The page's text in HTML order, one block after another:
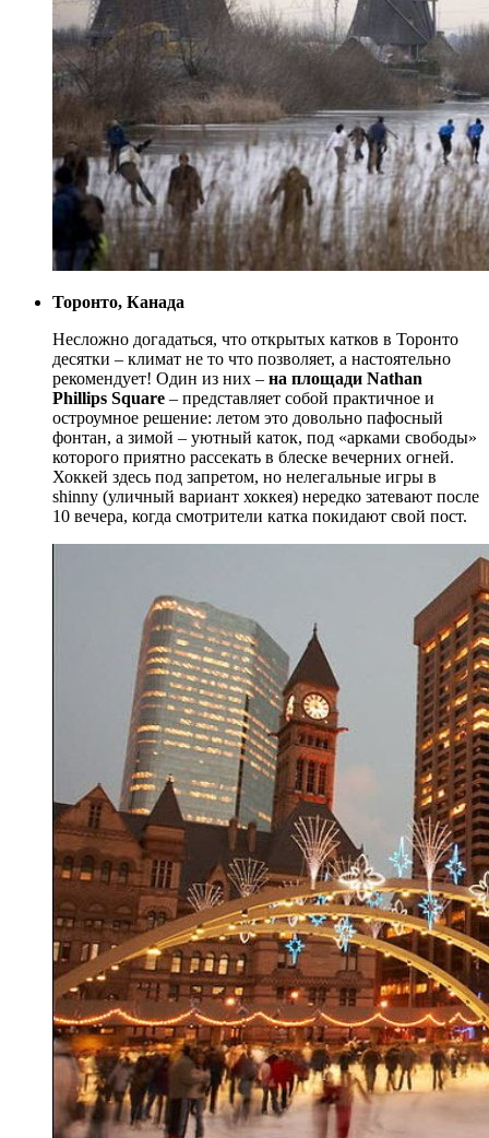
Торонто, Канада
Несложно догадаться, что открытых катков в Торонто
десятки – климат не то что позволяет, а настоятельно
рекомендует! Один из них – на площади Nathan
Phillips Square – представляет собой практичное и
остроумное решение: летом это довольно пафосный
фонтан, а зимой – уютный каток, под «арками свободы»
которого приятно рассекать в блеске вечерних огней.
Хоккей здесь под запретом, но нелегальные игры в
shinny (уличный вариант хоккея) нередко затевают после
10 вечера, когда смотрители катка покидают свой пост.